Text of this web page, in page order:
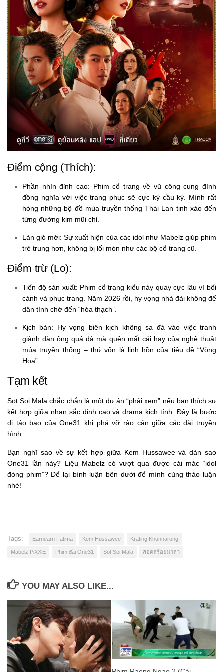
Điểm cộng (Thích):
Phần nhìn đỉnh cao: Phim cổ trang về vũ công cung đình
đồng nghĩa với việc trang phục sẽ cực kỳ cầu kỳ. Mình rất
hóng những bộ đồ múa truyền thống Thái Lan tinh xảo đến
từng đường kim mũi chỉ.
Làn gió mới: Sự xuất hiện của các idol như Mabelz giúp phim
trẻ trung hơn, không bị lối mòn như các bộ cổ trang cũ.
Điểm trừ (Lo):
Tiến độ sản xuất: Phim cổ trang kiểu này quay cực lâu vì bối
cảnh và phục trang. Năm 2026 rồi, hy vọng nhà đài không để
dân tình chờ đến “hóa thạch”.
Kịch bản: Hy vọng biên kịch không sa đà vào việc tranh
giành đàn ông quá đà mà quên mất cái hay của nghệ thuật
múa truyền thống – thứ vốn là linh hồn của tiêu đề “Vòng
Hoa”.
Tạm kết
Sot Soi Mala chắc chắn là một dự án “phải xem” nếu bạn thích sự
kết hợp giữa nhan sắc đỉnh cao và drama kịch tính. Đây là bước
đi táo bạo của One31 khi phá vỡ rào cản giữa các đài truyền
hình.
Bạn nghĩ sao về sự kết hợp giữa Kem Hussawee và dàn sao
One31 lần này? Liệu Mabelz có vượt qua được cái mác “idol
đóng phim”? Để lại bình luận bên dưới để mình cùng thảo luận
nhé!
Tags: Earnearn Fatima Kem Hussawee Krating Khunnarong
Mabelz PiXXiE Phim đài One31 Sot Soi Mala สอดสร้อยมาลา
YOU MAY ALSO LIKE...